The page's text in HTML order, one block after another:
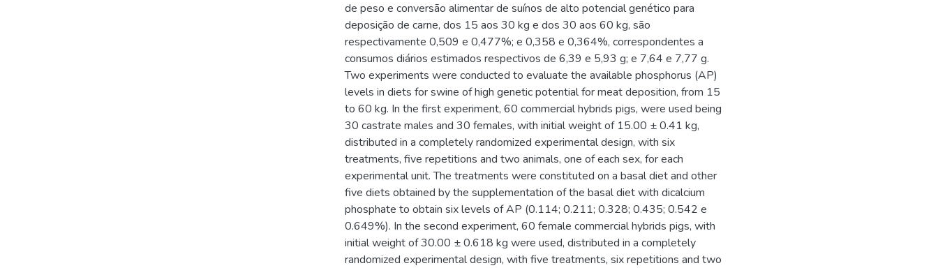
de peso e conversão alimentar de suínos de alto potencial genético para
deposição de carne, dos 15 aos 30 kg e dos 30 aos 60 kg, são
respectivamente 0,509 e 0,477%; e 0,358 e 0,364%, correspondentes a
consumos diários estimados respectivos de 6,39 e 5,93 g; e 7,64 e 7,77 g.
Two experiments were conducted to evaluate the available phosphorus (AP)
levels in diets for swine of high genetic potential for meat deposition, from 15
to 60 kg. In the first experiment, 60 commercial hybrids pigs, were used being
30 castrate males and 30 females, with initial weight of 15.00 ± 0.41 kg,
distributed in a completely randomized experimental design, with six
treatments, five repetitions and two animals, one of each sex, for each
experimental unit. The treatments were constituted on a basal diet and other
five diets obtained by the supplementation of the basal diet with dicalcium
phosphate to obtain six levels of AP (0.114; 0.211; 0.328; 0.435; 0.542 e
0.649%). In the second experiment, 60 female commercial hybrids pigs, with
initial weight of 30.00 ± 0.618 kg were used, distributed in a completely
randomized experimental design, with five treatments, six repetitions and two